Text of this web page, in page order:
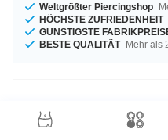
Weltgrößter Piercingshop
HÖCHSTE ZUFRIEDENHEIT
GÜNSTIGSTE
BESTE QUALITÄT Mehr als
Produktdetails